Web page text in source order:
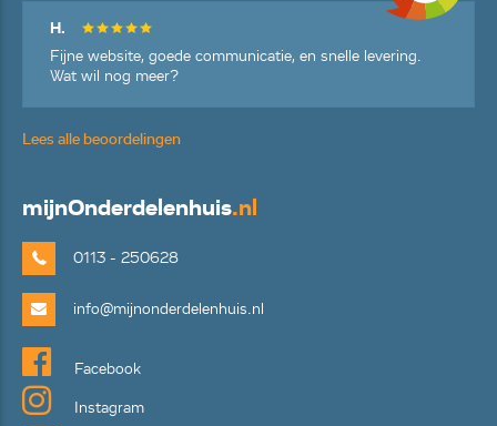
H.
Fijne website, goede communicatie, en snelle levering.
Wat wil nog meer?
Lees alle beoordelingen
mijnOnderdelenhuis.nl
0113 - 250628
info@mijnonderdelenhuis.nl
Facebook
Instagram